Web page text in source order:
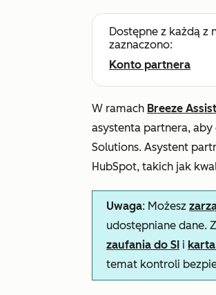
Dostępne z każdą z
zaznaczono:
Konto partnera
W ramach Breeze
asystenta partnera,
Solutions. Asystent
HubSpot, takich jak
Uwaga: Możesz
udostępniane dane.
zaufania do SI i
temat kontroli